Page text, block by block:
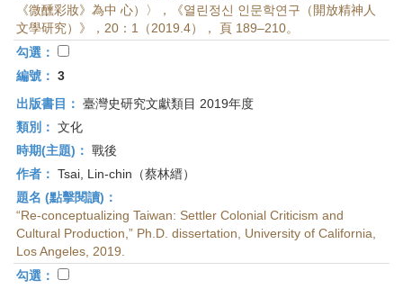
《微醺彩妝》為中 心）〉，《열린정신 인문학연구（開放精神人
文學研究）》，20：1（2019.4）， 頁 189–210。
勾選：
編號： 3
出版書目： 臺灣史研究文獻類目 2019年度
類別： 文化
時期(主題)： 戰後
作者： Tsai, Lin-chin（蔡林縉）
題名 (點擊閱讀)：
“Re-conceptualizing Taiwan: Settler Colonial Criticism and
Cultural Production,” Ph.D. dissertation, University of California,
Los Angeles, 2019.
勾選：